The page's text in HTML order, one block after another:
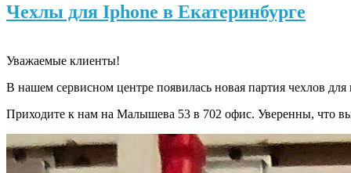
Чехлы для Iphone в Екатеринбурге
Уважаемые клиенты!
В нашем сервисном центре появилась новая партия чехлов
Приходите к нам на Малышева 53 в 702 офис. Уверенны, что